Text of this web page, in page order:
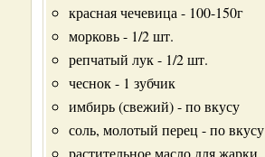
красная чечевица - 100-150г
морковь - 1/2 шт.
репчатый лук - 1/2 шт.
чеснок - 1 зубчик
имбирь (свежий) - по вкусу
соль, молотый перец - по вкусу
растительное масло для жарки.